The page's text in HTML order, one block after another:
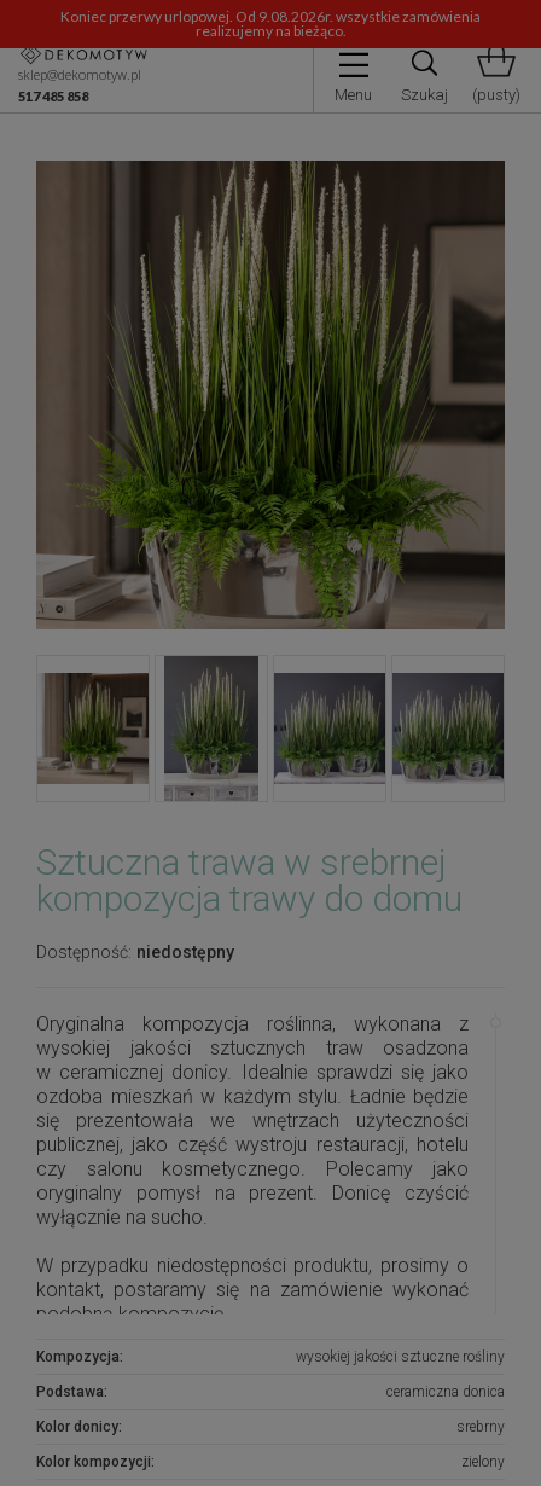
Koniec przerwy urlopowej. Od 9.08.2026r. wszystkie zamówienia
realizujemy na bieżąco.
Menu Szukaj (pusty)
sklep@dekomotyw.pl
517 485 858
Sztuczna trawa w srebrnej
kompozycja trawy do domu
Dostępność: niedostępny
Oryginalna kompozycja roślinna, wykonana z
wysokiej jakości sztucznych traw osadzona
w ceramicznej donicy. Idealnie sprawdzi się jako
ozdoba mieszkań w każdym stylu. Ładnie będzie
się prezentowała we wnętrzach użyteczności
publicznej, jako część wystroju restauracji, hotelu
czy salonu kosmetycznego. Polecamy jako
oryginalny pomysł na prezent. Donicę czyścić
wyłącznie na sucho.
W przypadku niedostępności produktu, prosimy o
kontakt, postaramy się na zamówienie wykonać
podobną kompozycję.
Kompozycja: wysokiej jakości sztuczne rośliny
Podstawa: ceramiczna donica
Kolor donicy: srebrny
Kolor kompozycji: zielony